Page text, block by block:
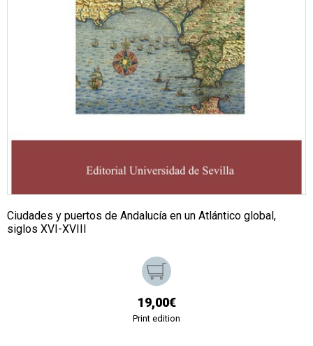
Ciudades y puertos de Andalucía en un Atlántico global,
siglos XVI-XVIII
19,00€
Print edition